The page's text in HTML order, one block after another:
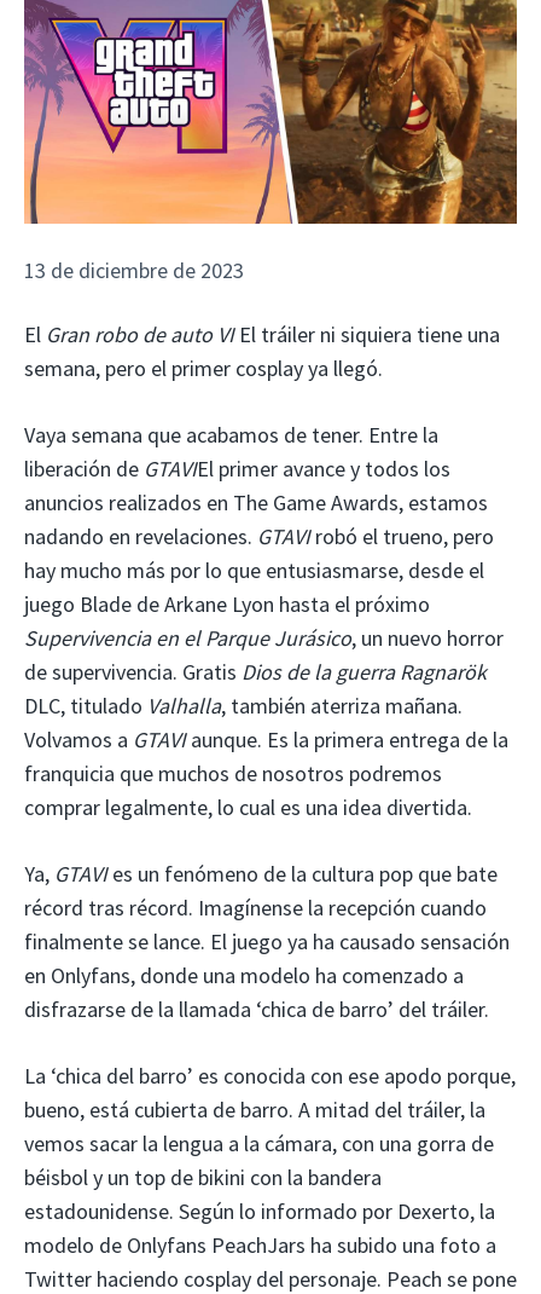
13 de diciembre de 2023
El Gran robo de auto VIEl tráiler ni siquiera tiene una
semana, pero el primer cosplay ya llegó.
Vaya semana que acabamos de tener. Entre la
liberación de GTAVIEl primer avance y todos los
anuncios realizados en The Game Awards, estamos
nadando en revelaciones. GTAVIrobó el trueno, pero
hay mucho más por lo que entusiasmarse, desde el
juego Blade de Arkane Lyon hasta el próximo
Supervivencia en el Parque Jurásico, un nuevo horror
de supervivencia. Gratis Dios de la guerra Ragnarök
DLC, titulado Valhalla, también aterriza mañana.
Volvamos a GTAVIaunque. Es la primera entrega de la
franquicia que muchos de nosotros podremos
comprar legalmente, lo cual es una idea divertida.
Ya, GTAVIes un fenómeno de la cultura pop que bate
récord tras récord. Imagínense la recepción cuando
finalmente se lance. El juego ya ha causado sensación
en Onlyfans, donde una modelo ha comenzado a
disfrazarse de la llamada ‘chica de barro’ del tráiler.
La ‘chica del barro’ es conocida con ese apodo porque,
bueno, está cubierta de barro. A mitad del tráiler, la
vemos sacar la lengua a la cámara, con una gorra de
béisbol y un top de bikini con la bandera
estadounidense. Según lo informado por Dexerto, la
modelo de Onlyfans PeachJars ha subido una foto a
Twitter haciendo cosplay del personaje. Peach se pone